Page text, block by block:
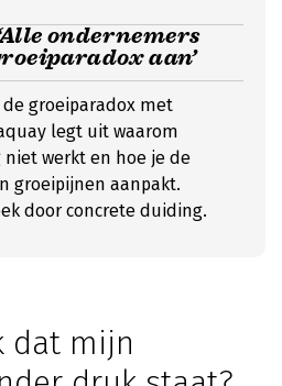
ondernemers
aan’
groeiparadox met
legt uit waarom
werkt en hoe je de
groeipijnen aanpakt.
door concrete duiding.
dat mijn